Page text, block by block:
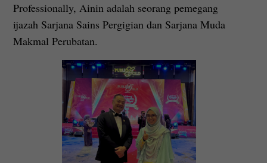
Professionally, Ainin adalah seorang pemegang
ijazah Sarjana Sains Pergigian dan Sarjana Muda
Makmal Perubatan.